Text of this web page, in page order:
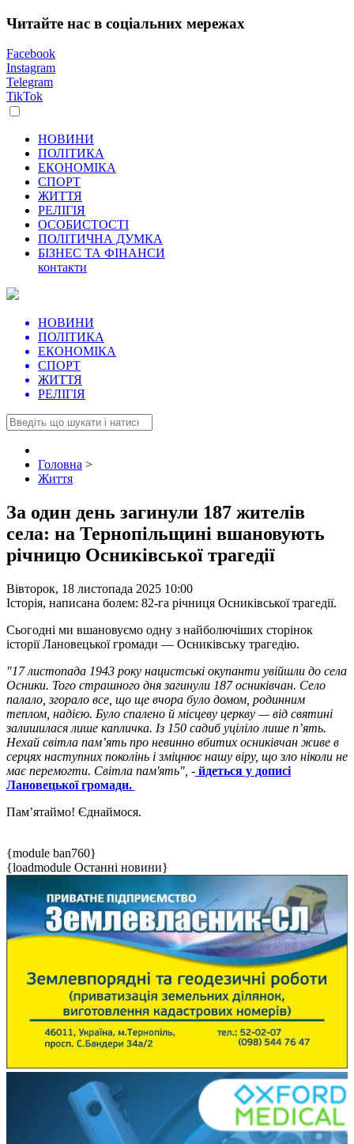
Читайте нас в соціальних мережах
Facebook
Instagram
Telegram
TikTok
НОВИНИ
ПОЛІТИКА
ЕКОНОМІКА
СПОРТ
ЖИТТЯ
РЕЛІГІЯ
ОСОБИСТОСТІ
ПОЛІТИЧНА ДУМКА
БІЗНЕС ТА ФІНАНСИ
контакти
НОВИНИ
ПОЛІТИКА
ЕКОНОМІКА
СПОРТ
ЖИТТЯ
РЕЛІГІЯ
Головна >
Життя
За один день загинули 187 жителів
села: на Тернопільщині вшановують
річницю Осниківської трагедії
Вівторок, 18 листопада 2025 10:00
Історія, написана болем: 82-га річниця Осниківської трагедії.
Сьогодні ми вшановуємо одну з найболючіших сторінок
історії Лановецької громади — Осниківську трагедію.
"17 листопада 1943 року нацистські окупанти увійшли до села
Осники. Того страшного дня загинули 187 осниківчан. Село
палало, згорало все, що ще вчора було домом, родинним
теплом, надією. Було спалено й місцеву церкву — від святині
залишилася лише капличка. Із 150 садиб уціліло лише п’ять.
Нехай світла пам’ять про невинно вбитих осниківчан живе в
серцях наступних поколінь і зміцнює нашу віру, що зло ніколи не
має перемогти. Світла пам'ять", - йдеться у дописі
Лановецької громади.
Пам’ятаймо! Єднаймося.
{module ban760}
{loadmodule Останні новини}